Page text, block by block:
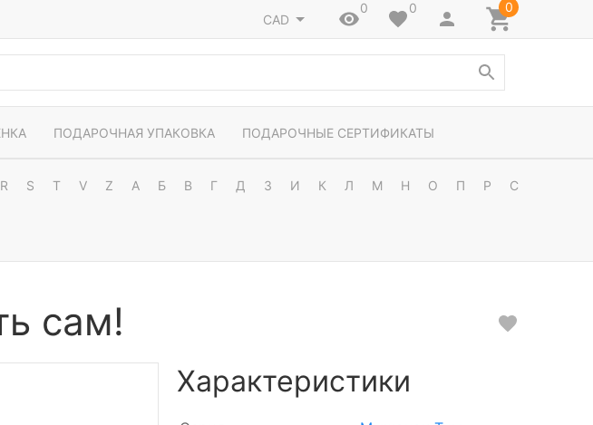
CAD
0 0 0
ПОДАРОЧНАЯ УПАКОВКА ПОДАРОЧНЫЕ СЕРТИФИКАТЫ
R S T V Z А Б В Г Д З И К Л М Н О П Р С
сам!
Характеристики